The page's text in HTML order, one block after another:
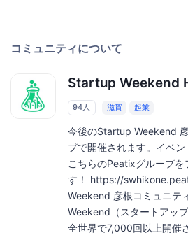
コミュニティについて
Startup Weekend
94人 滋賀 起業
今後のStartup Weekend
プで開催されます。イベン
こちらのPeatixグループを
す！ https://
Weekend 彦根コミュニテ
Weekend（スタートアッ
全世界で7,000回以上開催